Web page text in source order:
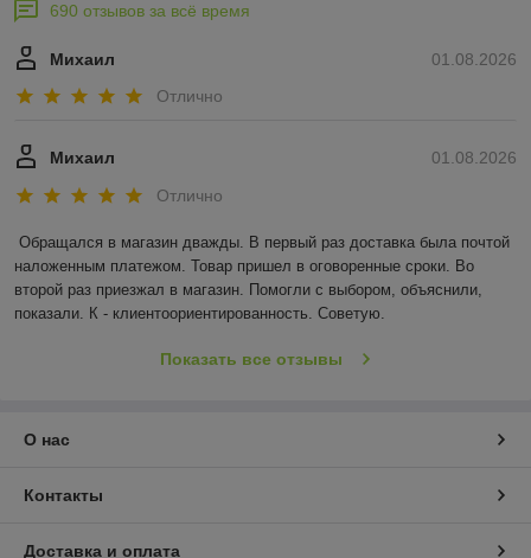
690 отзывов за всё время
01.08.2026
Михаил
Отлично
01.08.2026
Михаил
Отлично
Обращался в магазин дважды. В первый раз доставка была почтой
наложенным платежом. Товар пришел в оговоренные сроки. Во
второй раз приезжал в магазин. Помогли с выбором, объяснили,
показали. К - клиентоориентированность. Советую.
Показать все отзывы
О нас
Контакты
Доставка и оплата